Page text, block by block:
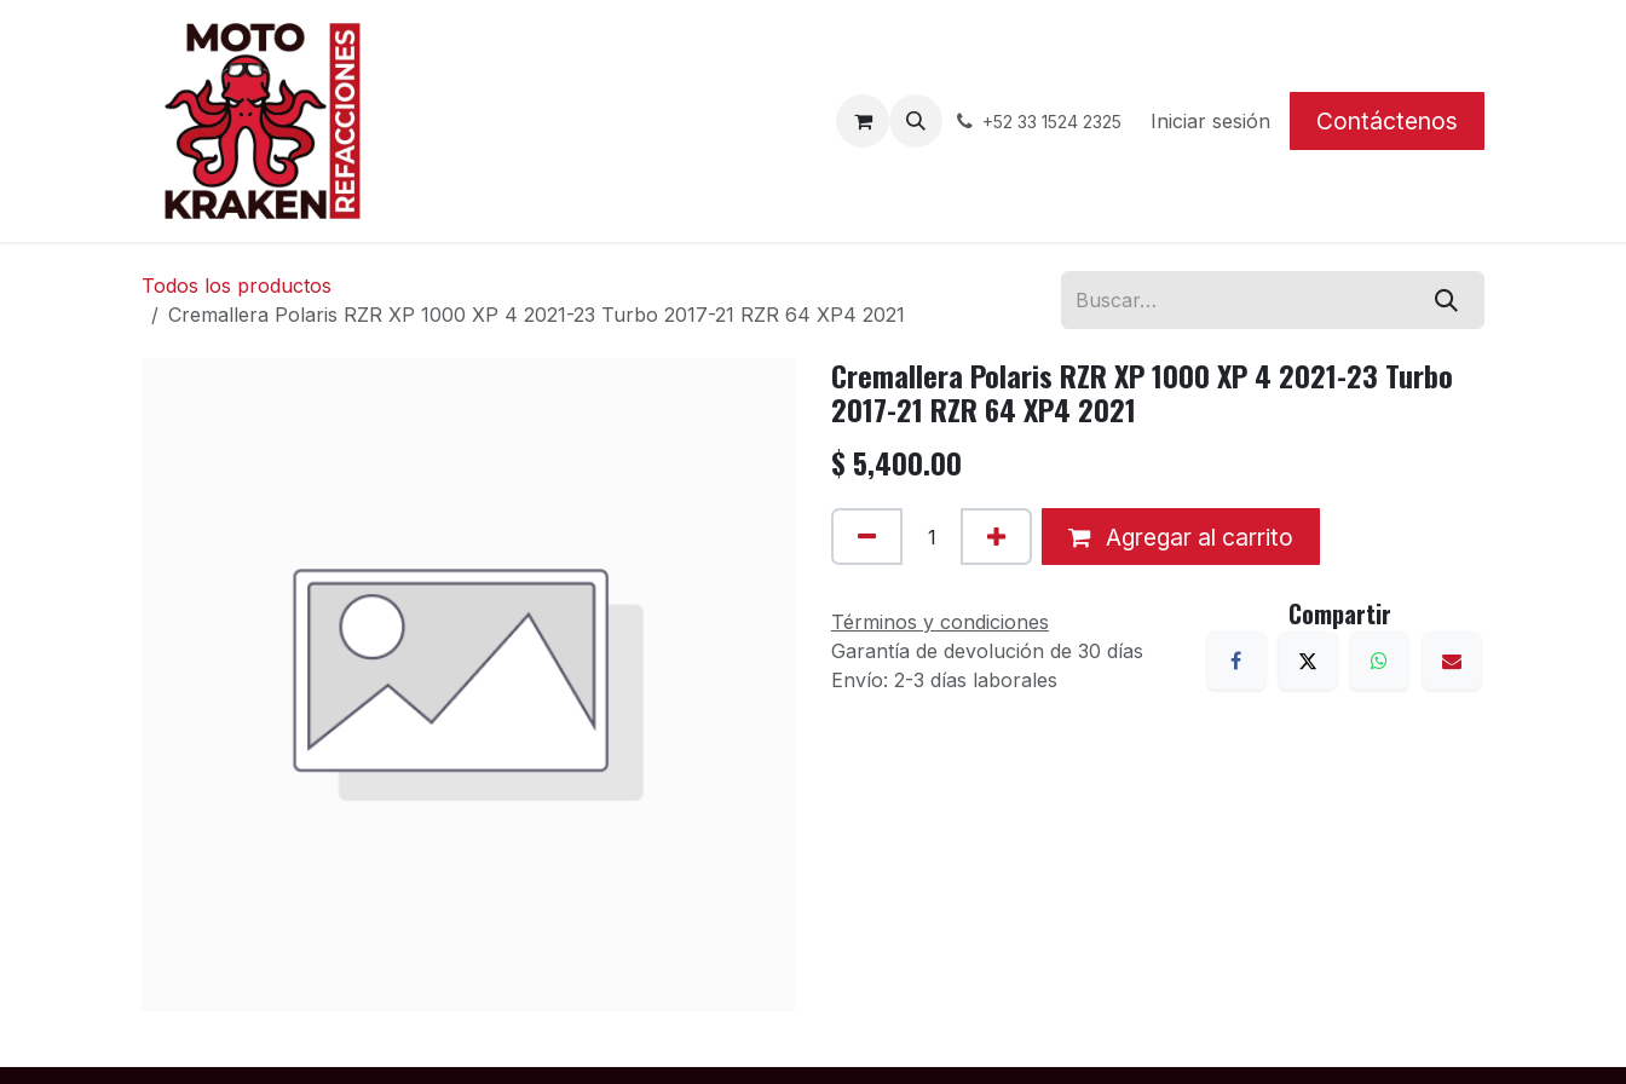
Contáctenos+52 33 1524 2325 Iniciar sesión Contáctenos
Todos los productos
Cremallera Polaris RZR XP 1000 XP 4 2021-23 Turbo 2017-21 RZR 64 XP4 2021
Cremallera Polaris RZR XP 1000 XP 4 2021-23 Turbo
2017-21 RZR 64 XP4 2021
$ 5,400.00
Agregar al carrito
Términos y condiciones
Garantía de devolución de 30 días
Envío: 2-3 días laborales
Compartir